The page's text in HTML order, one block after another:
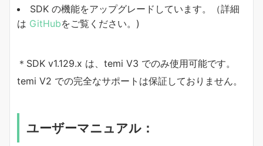
SDK の機能をアップグレードしています。（詳細
は GitHubをご覧ください。)
＊SDK v1.129.x は、temi V3 でのみ使用可能です。
temi V2 での完全なサポートは保証しておりません。
ユーザーマニュアル：